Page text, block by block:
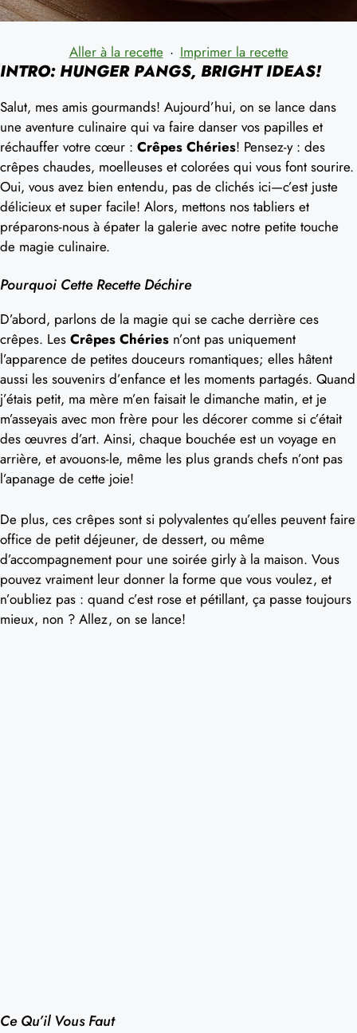
Aller à la recette · Imprimer la recette
INTRO: HUNGER PANGS, BRIGHT IDEAS!
Salut, mes amis gourmands! Aujourd’hui, on se lance dans
une aventure culinaire qui va faire danser vos papilles et
réchauffer votre cœur : Crêpes Chéries! Pensez-y : des
crêpes chaudes, moelleuses et colorées qui vous font sourire.
Oui, vous avez bien entendu, pas de clichés ici—c’est juste
délicieux et super facile! Alors, mettons nos tabliers et
préparons-nous à épater la galerie avec notre petite touche
de magie culinaire.
Pourquoi Cette Recette Déchire
D’abord, parlons de la magie qui se cache derrière ces
crêpes. Les Crêpes Chéries n’ont pas uniquement
l’apparence de petites douceurs romantiques; elles hâtent
aussi les souvenirs d’enfance et les moments partagés. Quand
j’étais petit, ma mère m’en faisait le dimanche matin, et je
m’asseyais avec mon frère pour les décorer comme si c’était
des œuvres d’art. Ainsi, chaque bouchée est un voyage en
arrière, et avouons-le, même les plus grands chefs n’ont pas
l’apanage de cette joie!
De plus, ces crêpes sont si polyvalentes qu’elles peuvent faire
office de petit déjeuner, de dessert, ou même
d’accompagnement pour une soirée girly à la maison. Vous
pouvez vraiment leur donner la forme que vous voulez, et
n’oubliez pas : quand c’est rose et pétillant, ça passe toujours
mieux, non ? Allez, on se lance!
Ce Qu’il Vous Faut